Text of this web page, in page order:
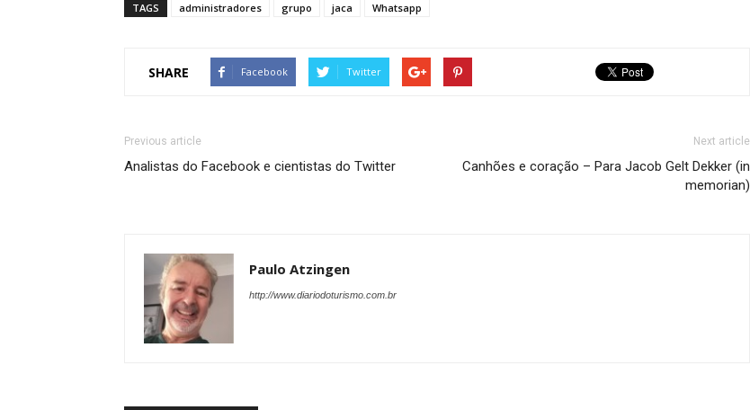
TAGS administradores grupo jaca Whatsapp
SHARE Facebook Twitter
Previous article
Analistas do Facebook e cientistas do Twitter
Next article
Canhões e coração – Para Jacob Gelt Dekker (in
memorian)
Paulo Atzingen
http://www.diariodoturismo.com.br